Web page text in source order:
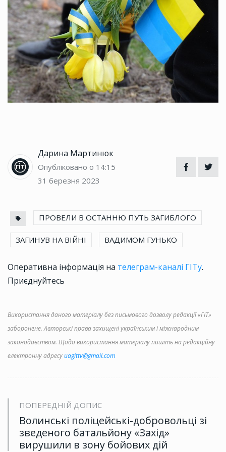
Дарина Мартинюк
Опубліковано о 14:15
31 березня 2023
ПРОВЕЛИ В ОСТАННЮ ПУТЬ ЗАГИБЛОГО
ЗАГИНУВ НА ВІЙНІ ВАДИМОМ ГУНЬКО
Оперативна інформація на телеграм-каналі ГІТу.
Приєднуйтесь
Використання даного матеріалу без письмового дозволу редакції «ГІТ»
заборонене. Авторські права захищені українським і міжнародним
законодавством. Щодо використання матеріалу пишіть на редакційну
електронну адресуuagittv@gmail.com
ПОПЕРЕДНІЙ ДОПИС
Волинські поліцейські-добровольці зі
зведеного батальйону «Захід»
вирушили в зону бойових дій